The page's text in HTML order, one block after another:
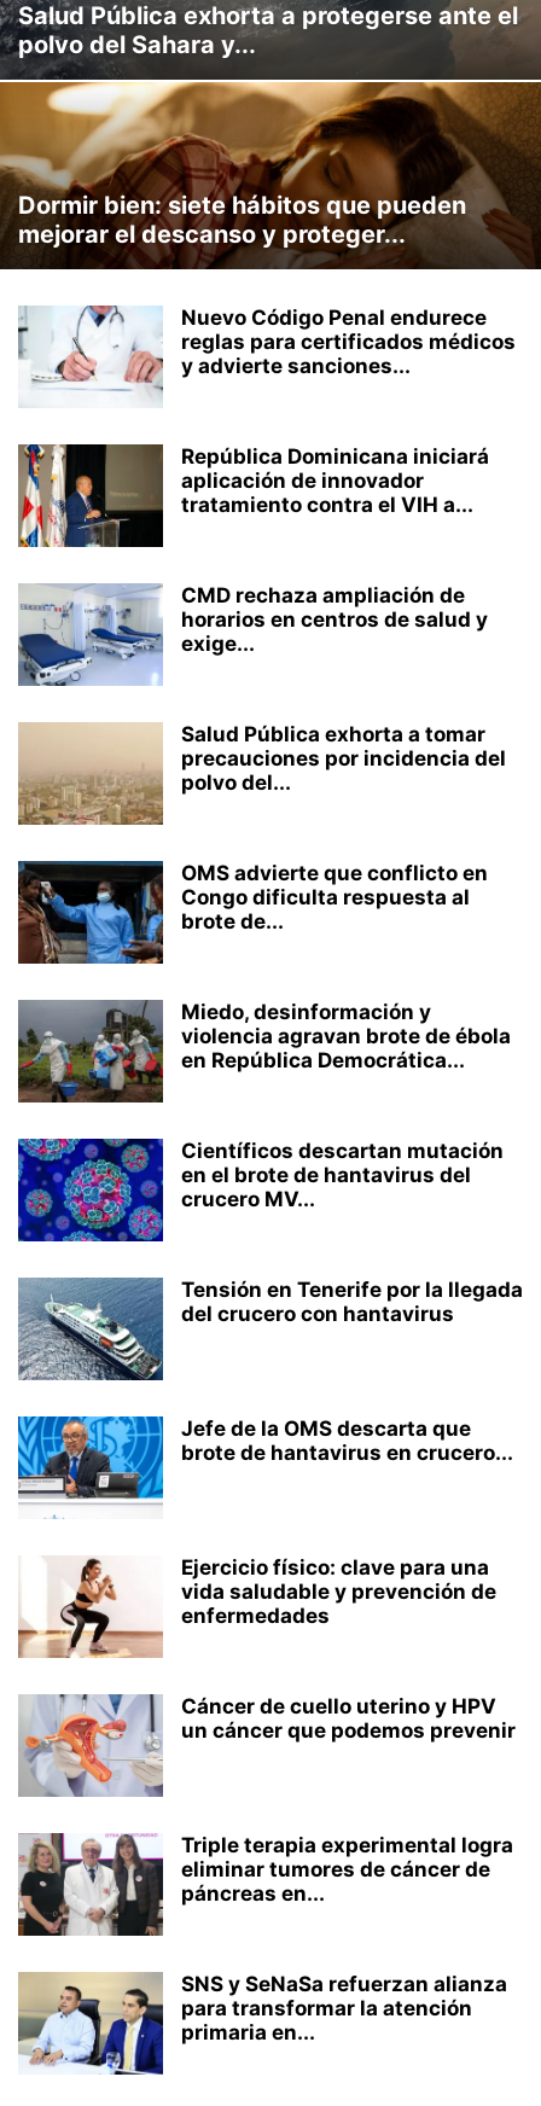
CLIMA LABORAL CULTURA CURIOSIDADES DEPORTES
ECONOMÍA EFEMERIDES EMPRENDIMIENTO ENTRETENIMIENTO
INTERNACIONAL INVERSION MARKETING MEDIO AMBIENTE
MUNDO MUSICA NACIONAL NEGOCIOS OPINIÓN POLITICA
PROVINCIALES REDES SOCIALES SOCIALES STREAMING
TECNOLOGÍA TRANSITO TU SALUD TURISMO VEHICULOS
VIDEOJUEGOS VIRALES
Salud Pública exhorta a protegerse ante el
polvo del Sahara y...
Dormir bien: siete hábitos que pueden
mejorar el descanso y proteger...
Nuevo Código Penal endurece
reglas para certificados médicos
y advierte sanciones...
República Dominicana iniciará
aplicación de innovador
tratamiento contra el VIH a...
CMD rechaza ampliación de
horarios en centros de salud y
exige...
Salud Pública exhorta a tomar
precauciones por incidencia del
polvo del...
OMS advierte que conflicto en
Congo dificulta respuesta al
brote de...
Miedo, desinformación y
violencia agravan brote de ébola
en República Democrática...
Científicos descartan mutación
en el brote de hantavirus del
crucero MV...
Tensión en Tenerife por la llegada
del crucero con hantavirus
Jefe de la OMS descarta que
brote de hantavirus en crucero...
Ejercicio físico: clave para una
vida saludable y prevención de
enfermedades
Cáncer de cuello uterino y HPV
un cáncer que podemos prevenir
Triple terapia experimental logra
eliminar tumores de cáncer de
páncreas en...
SNS y SeNaSa refuerzan alianza
para transformar la atención
primaria en...